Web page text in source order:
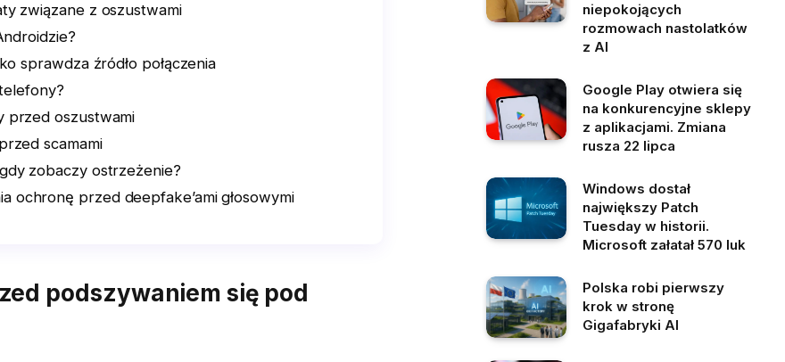
związane z oszustwami
sprawdza źródło połączenia
przed oszustwami
scamami
zobaczy ostrzeżenie?
ochronę przed deepfake’ami głosowymi
podszywaniem się pod
niepokojących
rozmowach nastolatków
z AI
Google Play otwiera się
na konkurencyjne sklepy
z aplikacjami. Zmiana
rusza 22 lipca
Windows dostał
największy Patch
Tuesday w historii.
Microsoft załatał 570 luk
Polska robi pierwszy
krok w stronę
Gigafabryki AI